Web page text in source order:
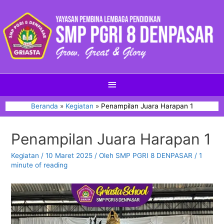
Beranda Kegiatan Penampilan Juara Harapan 1
Penampilan Juara Harapan 1
Kegiatan / 10 Maret 2025 / Oleh SMP PGRI 8 DENPASAR / 1
minute of reading